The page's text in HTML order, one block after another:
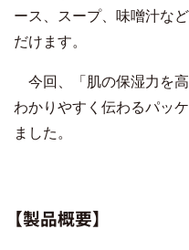
ース、スープ、味噌汁な
だけます。
今回、「肌の保湿力を
わかりやすく伝わるパッ
ました。
【製品概要】